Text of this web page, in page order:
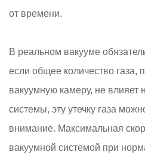
от времени.
В реальном вакууме
если общее количество газа,
вакуумную камеру, не влияет
системы, эту утечку газа
внимание. Максимальная
вакуумной системой при